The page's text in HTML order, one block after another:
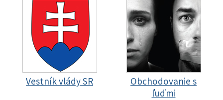
Vestník vlády SR
Obchodovanie s
ľuďmi